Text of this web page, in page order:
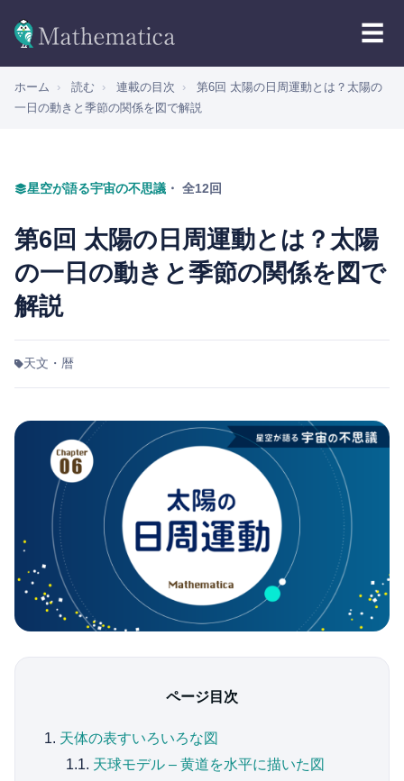
☰
ホーム › 読む › 連載の目次 ›
第6回 太陽の日周運動とは？太陽の
一日の動きと季節の関係を図で解説
星空が語る宇宙の不思議 ・ 全12回
第6回 太陽の日周運動とは？太陽
の一日の動きと季節の関係を図で
解説
天文・暦
ページ目次
1. 天体の表すいろいろな図
1.1. 天球モデル – 黄道を水平に描いた図